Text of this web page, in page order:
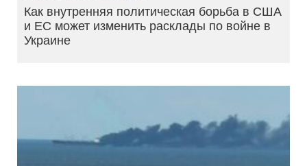
Как внутренняя политическая борьба в США
и ЕС может изменить расклады по войне в
Украине